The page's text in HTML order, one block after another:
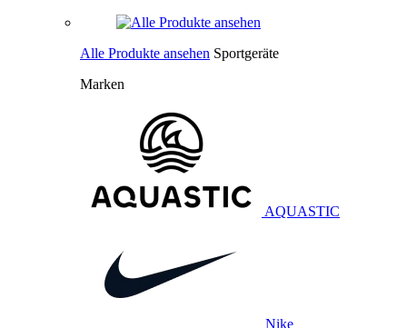
Alle Produkte ansehen Sportgeräte
Marken
AQUASTIC
Nike